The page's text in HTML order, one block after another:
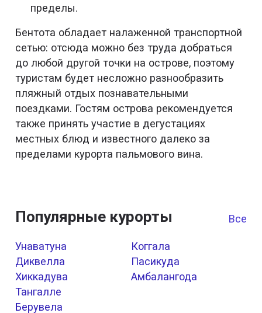
пределы.
Бентота обладает налаженной транспортной
сетью: отсюда можно без труда добраться
до любой другой точки на острове, поэтому
туристам будет несложно разнообразить
пляжный отдых познавательными
поездками. Гостям острова рекомендуется
также принять участие в дегустациях
местных блюд и известного далеко за
пределами курорта пальмового вина.
Популярные курорты Все
Унаватуна
Диквелла
Хиккадува
Тангалле
Берувела
Коггала
Пасикуда
Амбалангода